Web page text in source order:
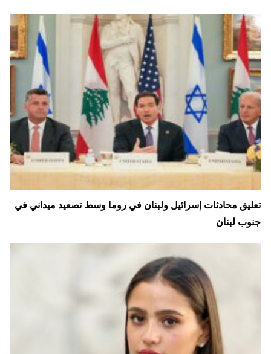
تعليق محادثات إسرائيل ولبنان في روما وسط تصعيد ميداني في
جنوب لبنان